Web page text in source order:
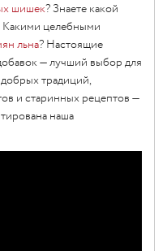
шишек? Знаете какой
Какими целебными
льна? Настоящие
— лучший выбор для
традиций,
и старинных рецептов —
наша